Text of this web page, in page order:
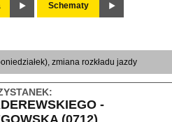
Schematy
zmiana rozkładu jazdy
-